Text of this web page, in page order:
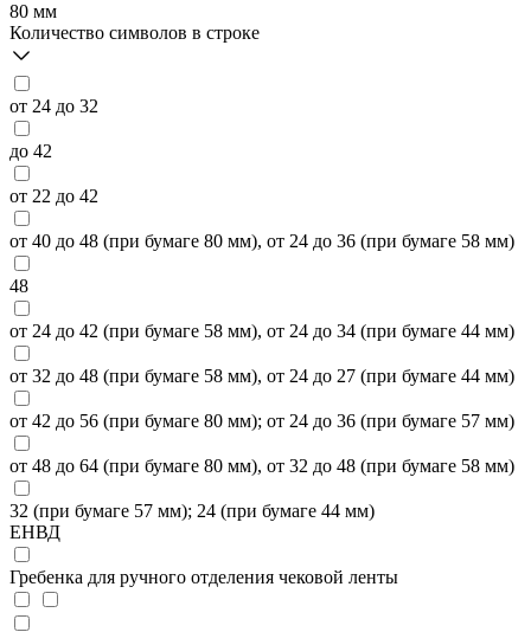
80 мм
Количество символов в строке
от 24 до 32
до 42
от 22 до 42
от 40 до 48 (при бумаге 80 мм), от 24 до 36 (при бумаге 58 мм)
48
от 24 до 42 (при бумаге 58 мм), от 24 до 34 (при бумаге 44 мм)
от 32 до 48 (при бумаге 58 мм), от 24 до 27 (при бумаге 44 мм)
от 42 до 56 (при бумаге 80 мм); от 24 до 36 (при бумаге 57 мм)
от 48 до 64 (при бумаге 80 мм), от 32 до 48 (при бумаге 58 мм)
32 (при бумаге 57 мм); 24 (при бумаге 44 мм)
ЕНВД
Гребенка для ручного отделения чековой ленты